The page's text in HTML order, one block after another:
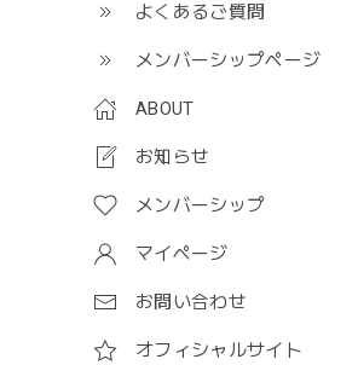
よくあるご質問
メンバーシップページ
ABOUT
お知らせ
メンバーシップ
マイページ
お問い合わせ
オフィシャルサイト